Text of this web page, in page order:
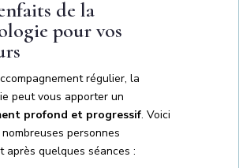
de la
pour vos
régulier, la
peut vous apporter un
profond et progressif. Voici
personnes
après quelques séances :